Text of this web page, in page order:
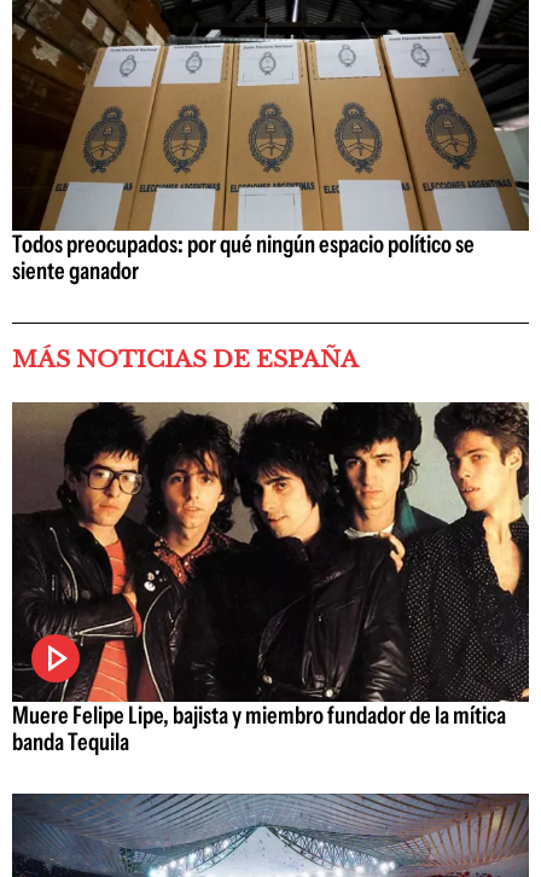
Todos preocupados: por qué ningún espacio político se
siente ganador
MÁS NOTICIAS DE ESPAÑA
Muere Felipe Lipe, bajista y miembro fundador de la mítica
banda Tequila